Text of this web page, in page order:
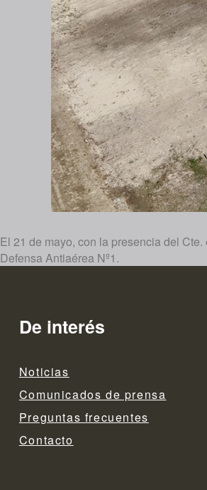
El 21 de mayo, con la presencia del
Defensa Antiaérea Nº1.
De interés
Noticias
Comunicados de prensa
Preguntas frecuentes
Contacto